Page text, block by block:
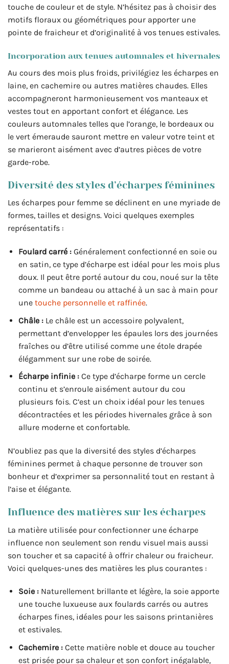
touche de couleur et de style. N’hésitez pas à choisir des
motifs floraux ou géométriques pour apporter une
pointe de fraicheur et d’originalité à vos tenues estivales.
Incorporation aux tenues automnales et hivernales
Au cours des mois plus froids, privilégiez les écharpes en
laine, en cachemire ou autres matières chaudes. Elles
accompagneront harmonieusement vos manteaux et
vestes tout en apportant confort et élégance. Les
couleurs automnales telles que l’orange, le bordeaux ou
le vert émeraude sauront mettre en valeur votre teint et
se marieront aisément avec d’autres pièces de votre
garde-robe.
Diversité des styles d’écharpes féminines
Les écharpes pour femme se déclinent en une myriade de
formes, tailles et designs. Voici quelques exemples
représentatifs :
Foulard carré :Généralement confectionné en soie ou
en satin, ce type d’écharpe est idéal pour les mois plus
doux. Il peut être porté autour du cou, noué sur la tête
comme un bandeau ou attaché à un sac à main pour
une touche personnelle et raffinée.
Châle :Le châle est un accessoire polyvalent,
permettant d’envelopper les épaules lors des journées
fraîches ou d’être utilisé comme une étole drapée
élégamment sur une robe de soirée.
Écharpe infinie :Ce type d’écharpe forme un cercle
continu et s’enroule aisément autour du cou
plusieurs fois. C’est un choix idéal pour les tenues
décontractées et les périodes hivernales grâce à son
allure moderne et confortable.
N’oubliez pas que la diversité des styles d’écharpes
féminines permet à chaque personne de trouver son
bonheur et d’exprimer sa personnalité tout en restant à
l’aise et élégante.
Influence des matières sur les écharpes
La matière utilisée pour confectionner une écharpe
influence non seulement son rendu visuel mais aussi
son toucher et sa capacité à offrir chaleur ou fraicheur.
Voici quelques-unes des matières les plus courantes :
Soie :Naturellement brillante et légère, la soie apporte
une touche luxueuse aux foulards carrés ou autres
écharpes fines, idéales pour les saisons printanières
et estivales.
Cachemire :Cette matière noble et douce au toucher
est prisée pour sa chaleur et son confort inégalable,